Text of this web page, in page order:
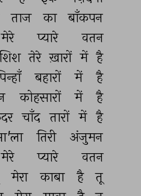
ताज का
बाँकपन
मेरे प्यारे
वतन
तेरे ख़ारों में है
बहारों में
है
कोहसारों में
है
चाँद तारों में है
तिरी
अंजुमन
मेरे प्यारे
वतन
मेरा काबा है
तू